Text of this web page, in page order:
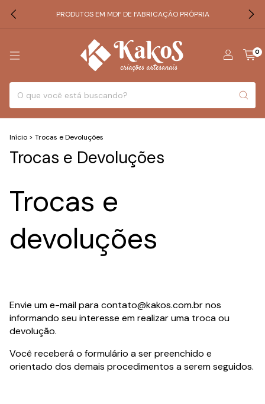
PRODUTOS EM MDF DE FABRICAÇÃO PRÓPRIA
0
Início > Trocas e Devoluções
Trocas e Devoluções
Trocas e
devoluções
Envie um e-mail paracontato@kakos.com.brnos
informando seu interesse em realizar uma troca ou
devolução.
Você receberá o formulário a ser preenchido e
orientado dos demais procedimentos a serem seguidos.